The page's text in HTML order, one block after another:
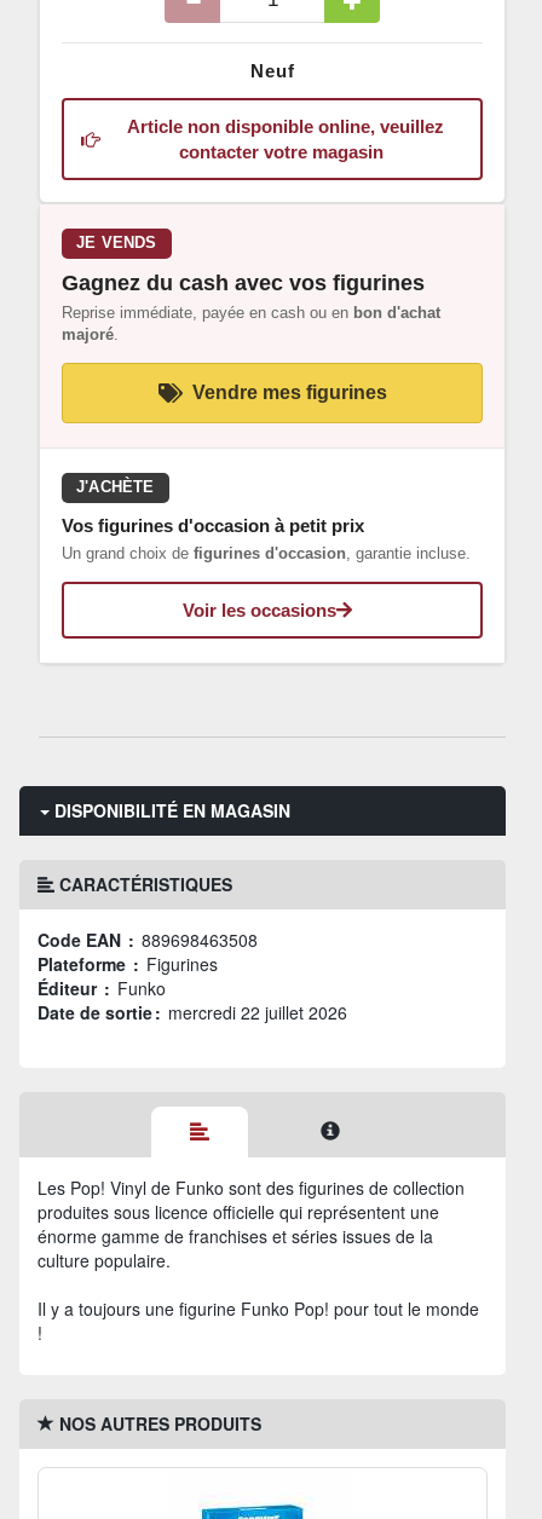
Neuf
Article non disponible online, veuillez
contacter votre magasin
JE VENDS
Gagnez du cash avec vos figurines
Reprise immédiate, payée en cash ou en bon d'achat
majoré.
Vendre mes figurines
J'ACHÈTE
Vos figurines d'occasion à petit prix
Un grand choix de figurines d'occasion, garantie incluse.
Voir les occasions
DISPONIBILITÉ EN MAGASIN
CARACTÉRISTIQUES
Code EAN : 889698463508
Plateforme : Figurines
Éditeur : Funko
Date de sortie : mercredi 22 juillet 2026
Les Pop! Vinyl de Funko sont des figurines de collection
produites sous licence officielle qui représentent une
énorme gamme de franchises et séries issues de la
culture populaire.
Il y a toujours une figurine Funko Pop! pour tout le monde
!
NOS AUTRES PRODUITS